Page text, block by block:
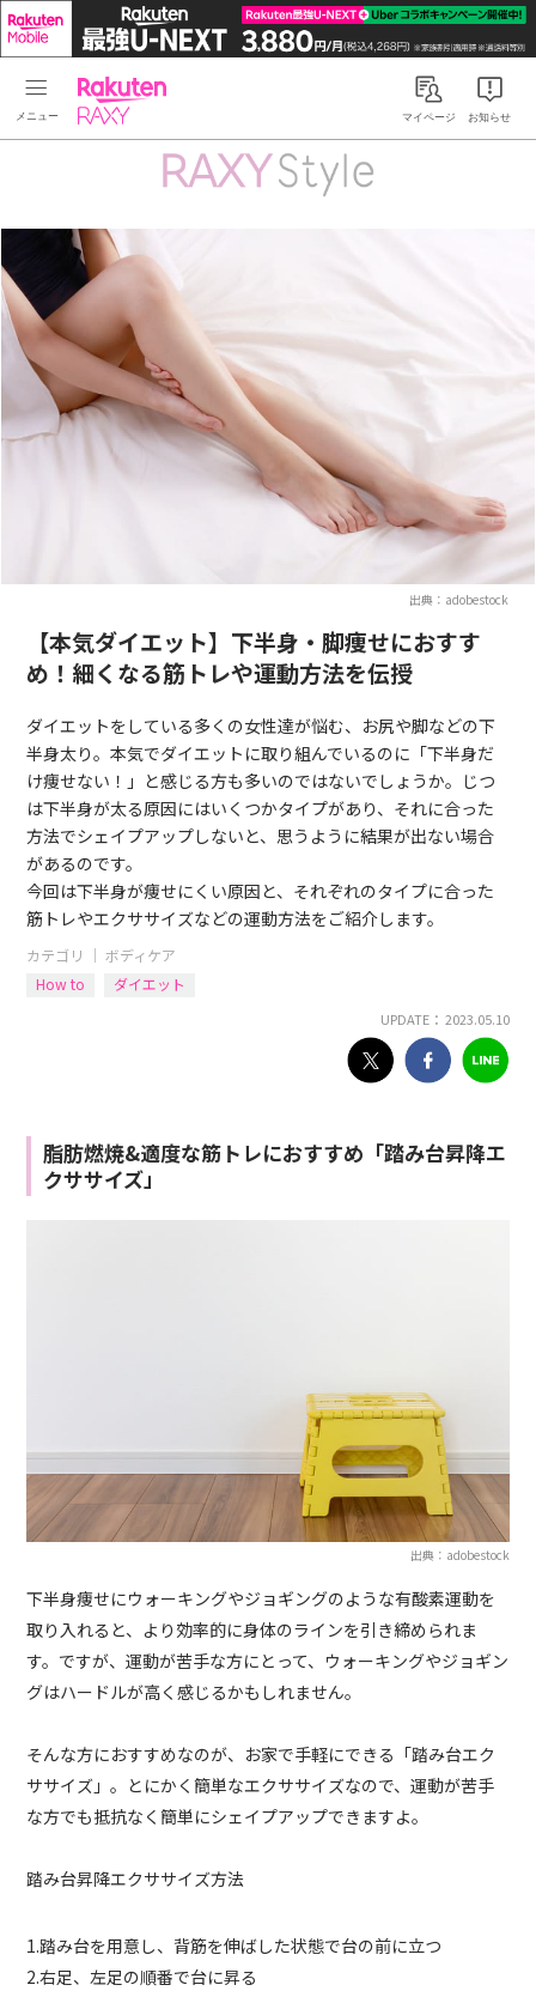
Rakuten RAXYマイページ お知らせ
出典：adobestock
【本気ダイエット】下半身・脚痩せにおすす
め！細くなる筋トレや運動方法を伝授
ダイエットをしている多くの女性達が悩む、お尻や脚などの下
半身太り。本気でダイエットに取り組んでいるのに「下半身だ
け痩せない！」と感じる方も多いのではないでしょうか。じつ
は下半身が太る原因にはいくつかタイプがあり、それに合った
方法でシェイプアップしないと、思うように結果が出ない場合
があるのです。
今回は下半身が痩せにくい原因と、それぞれのタイプに合った
筋トレやエクササイズなどの運動方法をご紹介します。
カテゴリ ｜ボディケア
How to
ダイエット
UPDATE： 2023.05.10
脂肪燃焼&適度な筋トレにおすすめ「踏み台昇降エ
クササイズ」
出典：adobestock
下半身痩せにウォーキングやジョギングのような有酸素運動を
取り入れると、より効率的に身体のラインを引き締められま
す。ですが、運動が苦手な方にとって、ウォーキングやジョギン
グはハードルが高く感じるかもしれません。
そんな方におすすめなのが、お家で手軽にできる「踏み台エク
ササイズ」。とにかく簡単なエクササイズなので、運動が苦手
な方でも抵抗なく簡単にシェイプアップできますよ。
踏み台昇降エクササイズ方法
1.踏み台を用意し、背筋を伸ばした状態で台の前に立つ
2.右足、左足の順番で台に昇る